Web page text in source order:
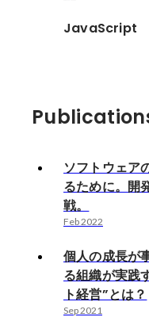
JavaScript
ソフトウェア
るために。開
戦。
Feb 2022
個人の成長が
る組織が実践
ト経営”とは？
Sep 2021